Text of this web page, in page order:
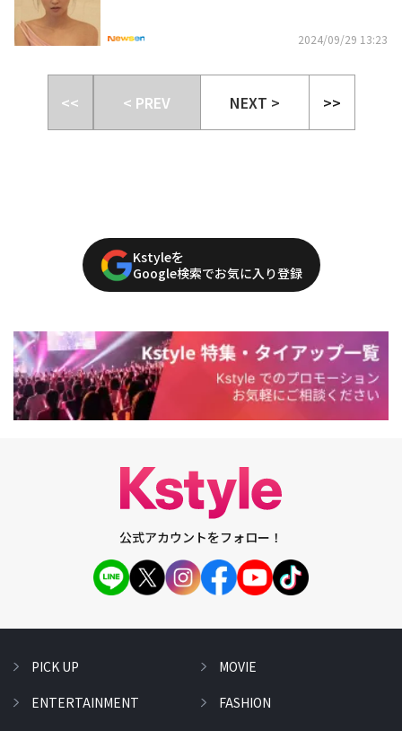
2024/09/29 13:23
<< < PREV NEXT > >>
Kstyleを
Google検索でお気に入り登録
公式アカウントをフォロー！
PICK UP
ENTERTAINMENT
MOVIE
FASHION